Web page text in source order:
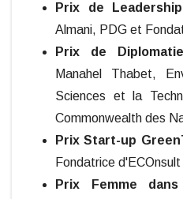
Prix de
Almani, PDG et
Prix de
Manahel Thabet,
Sciences et la
Commonwealth des
Prix Start-up
Fondatrice d'ECOnsult
Prix Femme